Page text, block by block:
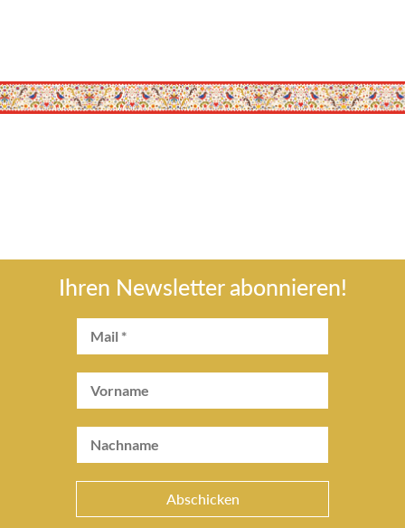
Ihren Newsletter abonnieren!
Abschicken